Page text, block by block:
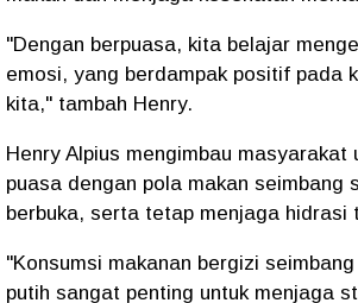
"Dengan berpuasa, kita belajar
emosi, yang berdampak positif pada
kita," tambah Henry.
Henry Alpius mengimbau masyarakat
puasa dengan pola makan seimbang
berbuka, serta tetap menjaga hidrasi
"Konsumsi makanan bergizi
putih sangat penting untuk menjaga